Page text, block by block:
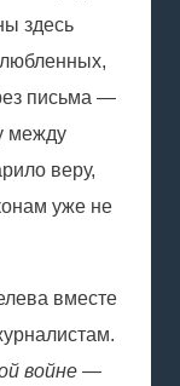
здесь
письма —
между
веру,
уже не
вместе
войне —